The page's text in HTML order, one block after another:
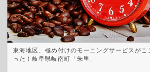
東海地区、極め付けのモーニングサービスがこ
った！岐阜県岐南町「朱里」